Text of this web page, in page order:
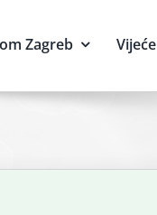
Zagreb Vijeće